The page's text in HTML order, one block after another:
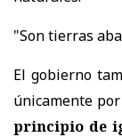
"Son tierras
El gobierno
únicamente
principio de